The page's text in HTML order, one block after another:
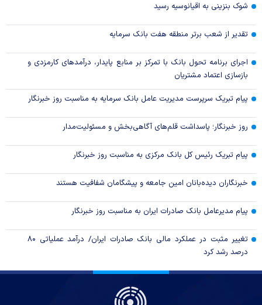
شوک بنزینی به اقیانوسیه رسید
تقدیر از شعب برتر منطقه هفت بانک سرمایه
اجرای برنامه تحول بانک با تمرکز بر منابع پایدار، درآمدهای کارمزدی و
بازسازی اعتماد مشتریان
پیام تبریک سرپرست مدیریت عامل بانک سرمایه به مناسبت روز خبرنگار
روز خبرنگار؛ پاسداشت قلم‌های آگاهی‌بخش و مسئولیت‌مدار
پیام تبریک رئیس کل بانک مرکزی به مناسبت روز خبرنگار
خبرنگاران دیده‌بانان امین جامعه و پیشگامان شفافیت هستند
پیام مدیرعامل بانک صادرات ایران به مناسبت روز خبرنگار
تغییر مثبت در عملکرد مالی بانک صادرات ایران/ درآمد عملیاتی ۸۰
درصد رشد کرد